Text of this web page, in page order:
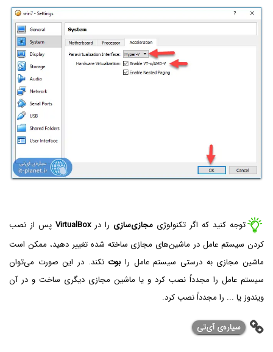
توجه کنید که اگر تکنولوژی مجازی‌سازی را درVirtualBox پس از نصب
کردن سیستم عامل در ماشین‌های مجازی ساخته شده تغییر دهید، ممکن است
ماشین مجازی به درستی سیستم عامل را بوت نکند. در این صورت می‌توان
سیستم عامل را مجدداً نصب کرد و یا ماشین مجازی دیگری ساخت و در آن
ویندوز یا ... را مجدداً نصب کرد.
سیاره‌ی ‌آی‌تی